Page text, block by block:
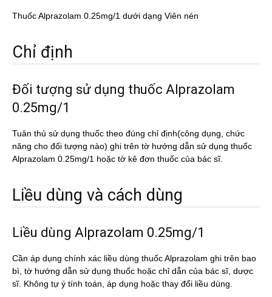
Thuốc Alprazolam 0.25mg/1 dưới dạng Viên nén
Chỉ định
Đối tượng sử dụng thuốc Alprazolam
0.25mg/1
Tuân thủ sử dụng thuốc theo đúng chỉ định(công dụng, chức
năng cho đối tượng nào) ghi trên tờ hướng dẫn sử dụng thuốc
Alprazolam 0.25mg/1 hoặc tờ kê đơn thuốc của bác sĩ.
Liều dùng và cách dùng
Liều dùng Alprazolam 0.25mg/1
Cần áp dụng chính xác liều dùng thuốc Alprazolam ghi trên bao
bì, tờ hướng dẫn sử dụng thuốc hoặc chỉ dẫn của bác sĩ, dược
sĩ. Không tự ý tính toán, áp dụng hoặc thay đổi liều dùng.